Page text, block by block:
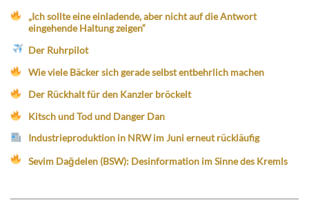
„Ich sollte eine einladende, aber nicht auf die Antwort
eingehende Haltung zeigen“
Der Ruhrpilot
Wie viele Bäcker sich gerade selbst entbehrlich machen
Der Rückhalt für den Kanzler bröckelt
Kitsch und Tod und Danger Dan
Industrieproduktion in NRW im Juni erneut rückläufig
Sevim Dağdelen (BSW): Desinformation im Sinne des Kremls